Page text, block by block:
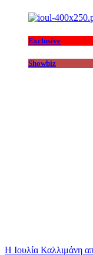
Exclusive
Showbiz
Η Ιουλία Καλλιμάνη